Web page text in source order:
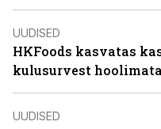
UUDISED
HKFoods kasvatas
kulusurvest hoolimata
UUDISED